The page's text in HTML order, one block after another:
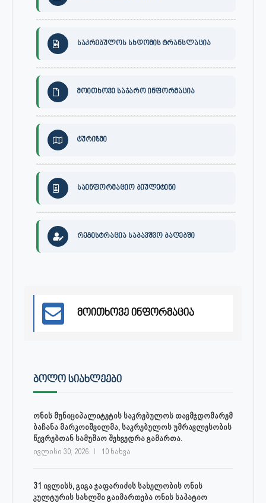
საკრებულოს სხდომის ტრანსლაცია
მოითხოვე საჯარო ინფორმაცია
ტურიზმი
საინფორმაციო ბიულეტინი
რეგისტრაცია საბავშვო ბაღებში
მოითხოვე ინფორმაცია
ᲑᲝᲚᲝ ᲡᲘᲐᲮᲚᲔᲔᲑᲘ
ონის მუნიციპალიტეტის საკრებულოს თავმჯდომარემ
ბაჩანა მარკოიშვილმა, საკრებულოს უმრავლესობის
წევრებთან სამუშაო შეხვედრა გამართა.
ივლისი 30, 2026 10 ნახვა
31 ივლისს, გიგა ჯაფარიძის სახელობის ონის
კულტურის სახლში გაიმართება ონის საპატიო